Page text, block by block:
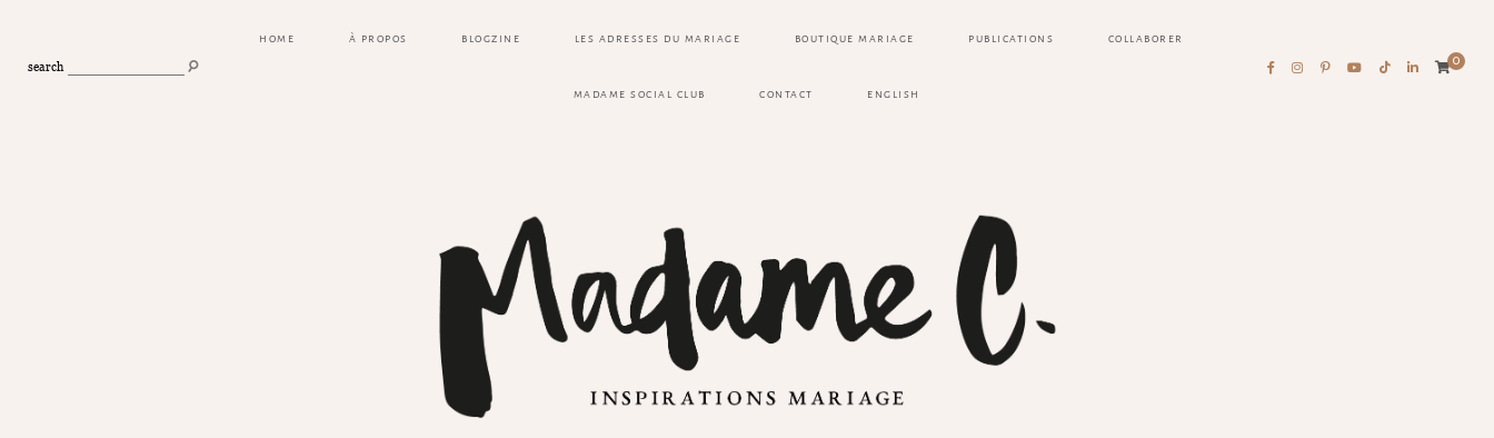
search
HOME À PROPOS BLOGZINE LES ADRESSES DU MARIAGE BOUTIQUE MARIAGE PUBLICATIONS COLLABORER
MADAME SOCIAL CLUB CONTACT ENGLISH
0